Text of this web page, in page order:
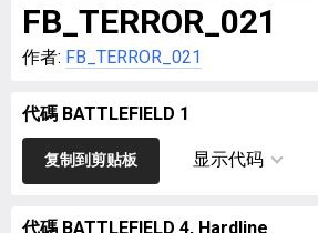
FB_TERROR_021
作者: FB_TERROR_021
代碼 BATTLEFIELD 1
复制到剪贴板 显示代码
代碼 BATTLEFIELD 4, Hardline